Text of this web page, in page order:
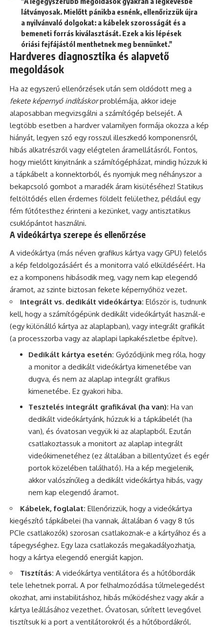
látványosak. Mielőtt pánikba esnénk, ellenőrizzük újra
a nyilvánvaló dolgokat: a kábelek szorosságát és a
bemeneti forrás kiválasztását. Ezek a kis lépések
óriási fejfájástól menthetnek meg bennünket."
Hardveres diagnosztika és alapvető
megoldások
Ha az egyszerű ellenőrzések után sem oldódott meg a
fekete képernyő indításkorproblémája, akkor ideje
alaposabban megvizsgálni a számítógép belsejét. A
legtöbb esetben a hardver valamilyen formája okozza a kép
hiányát, legyen szó egy rosszul illeszkedő komponensről,
hibás alkatrészről vagy elégtelen áramellátásról. Fontos,
hogy mielőtt kinyitnánk a számítógépházat, mindig húzzuk ki
a tápkábelt a konnektorból, és nyomjuk meg néhányszor a
bekapcsoló gombot a maradék áram kisütéséhez! Statikus
feltöltődés ellen érdemes földelt felülethez, például egy
fém fűtőtesthez érinteni a kezünket, vagy antisztatikus
csuklópántot használni.
A videókártya szerepe és ellenőrzése
A videókártya (más néven grafikus kártya vagy GPU) felelős
a kép feldolgozásáért és a monitorra való elküldéséért. Ha
ez a komponens hibásodik meg, vagy nem kap elegendő
áramot, az szinte biztosan fekete képernyőhöz vezet.
Integrált vs. dedikált videókártya: Először is, tudnunk
kell, hogy a számítógépünk dedikált videókártyát használ-e
(egy különálló kártya az alaplapban), vagy integrált grafikát
(a processzorba vagy az alaplapi lapkakészletbe építve).
Dedikált kártya esetén: Győződjünk meg róla, hogy
a monitor a dedikált videókártya kimenetébe van
dugva, és nem az alaplap integrált grafikus
kimenetébe. Ez gyakori hiba.
Tesztelés integrált grafikával (ha van): Ha van
dedikált videókártyánk, húzzuk ki a tápkábelét (ha
van), és óvatosan vegyük ki az alaplapból. Ezután
csatlakoztassuk a monitort az alaplap integrált
videókimenetéhez (ez általában a billentyűzet és egér
portok közelében található). Ha a kép megjelenik,
akkor valószínűleg a dedikált videókártya hibás, vagy
nem kap elegendő áramot.
Kábelek, foglalat: Ellenőrizzük, hogy a videókártya
kiegészítő tápkábelei (ha vannak, általában 6 vagy 8 tűs
PCIe csatlakozók) szorosan csatlakoznak-e a kártyához és a
tápegységhez. Egy laza csatlakozás megakadályozhatja,
hogy a kártya elegendő energiát kapjon.
Tisztítás: A videókártya ventilátora és a hűtőbordák
tele lehetnek porral. A por felhalmozódása túlmelegedést
okozhat, ami instabilitáshoz, hibás működéshez vagy akár a
kártya leállásához vezethet. Óvatosan, sűrített levegővel
tisztítsuk ki a port a ventilátorokról és a hűtőbordákról.